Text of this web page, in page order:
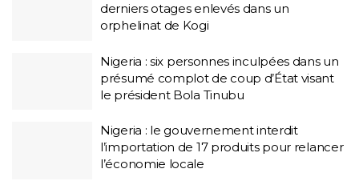
derniers otages enlevés dans un
orphelinat de Kogi
Nigeria : six personnes inculpées dans un
présumé complot de coup d’État visant
le président Bola Tinubu
Nigeria : le gouvernement interdit
l’importation de 17 produits pour relancer
l’économie locale